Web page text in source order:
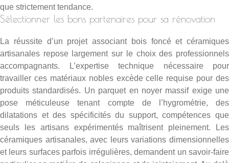
que strictement tendance.
Sélectionner les bons partenaires pour sa rénovation
La réussite d’un projet associant bois foncé et céramiques
artisanales repose largement sur le choix des professionnels
accompagnants. L’expertise technique nécessaire pour
travailler ces matériaux nobles excède celle requise pour des
produits standardisés. Un parquet en noyer massif exige une
pose méticuleuse tenant compte de l’hygrométrie, des
dilatations et des spécificités du support, compétences que
seuls les artisans expérimentés maîtrisent pleinement. Les
céramiques artisanales, avec leurs variations dimensionnelles
et leurs surfaces parfois irrégulières, demandent un savoir-faire